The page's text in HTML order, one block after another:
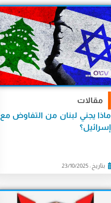
مقالات
ماذا يجني لبنان من التفاوض مع
إسرائيل؟
بتاريخ : 23/10/2025